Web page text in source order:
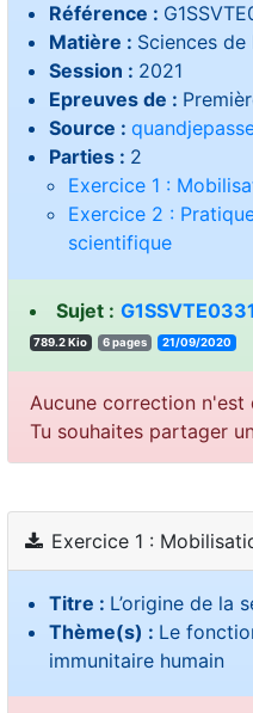
Référence :
Matière : Sciences
Session : 2021
Epreuves de :
Source :
Parties : 2
Exercice 1 :
Exercice 2 :
scientifique
Sujet :
789.2 Kio 6 pages 21/09/2020
Aucune correction
Tu souhaites partager
Exercice 1 :
Titre : L’origine de la
Thème(s) : Le
immunitaire humain